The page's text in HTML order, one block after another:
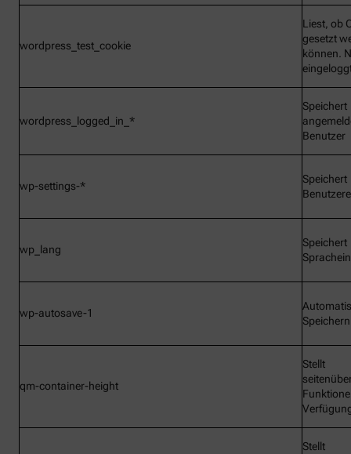
wordpress_test_cookie
Liest, ob
gesetzt
können.
wordpress_logged_in_*
Speichert
Benutzer
wp-settings-*
Speichert
wp_lang
Speichert
wp-autosave-1
Speichern
qm-container-height
Stellt
Stellt